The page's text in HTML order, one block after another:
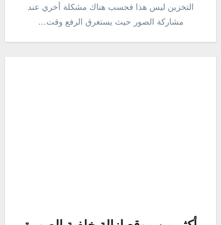
التخزين ليس هذا فحسب هناك مشكلة أخري عند
مشاركة الصور حيث يستغرق الرفع وقت…